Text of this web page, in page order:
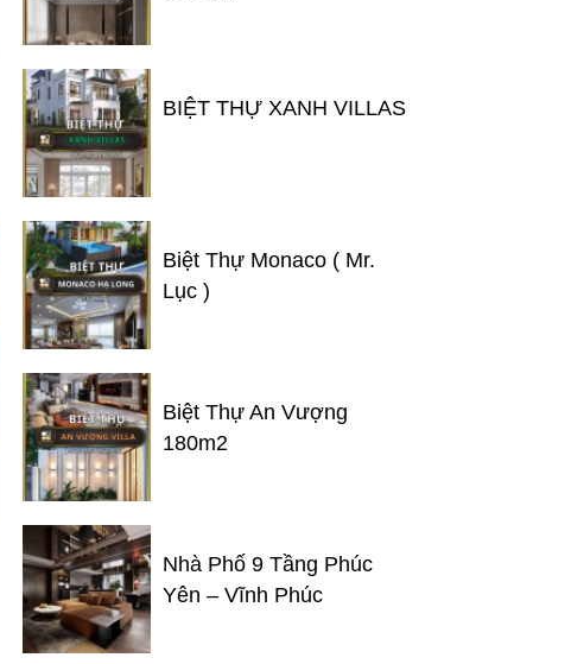
BIỆT THỰ XANH VILLAS
Biệt Thự Monaco ( Mr.
Lục )
Biệt Thự An Vượng
180m2
Nhà Phố 9 Tầng Phúc
Yên – Vĩnh Phúc